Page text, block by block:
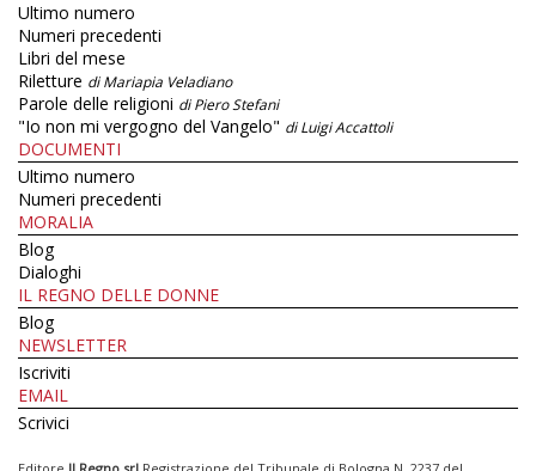
Ultimo numero
Numeri precedenti
Libri del mese
Riletture di Mariapia Veladiano
Parole delle religioni di Piero Stefani
"Io non mi vergogno del Vangelo" di Luigi Accattoli
DOCUMENTI
Ultimo numero
Numeri precedenti
MORALIA
Blog
Dialoghi
IL REGNO DELLE DONNE
Blog
NEWSLETTER
Iscriviti
EMAIL
Scrivici